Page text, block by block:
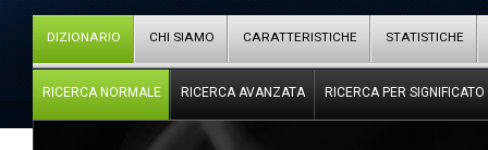
DIZIONARIO CHI SIAMO CARATTERISTICHE STATISTICHE
RICERCA NORMALE RICERCA AVANZATA RICERCA PER SIGNIFICATO